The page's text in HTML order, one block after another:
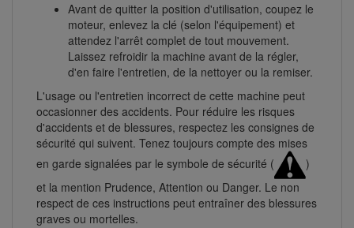
Avant de quitter la position d'utilisation, coupez le
moteur, enlevez la clé (selon l'équipement) et
attendez l'arrêt complet de tout mouvement.
Laissez refroidir la machine avant de la régler,
d'en faire l'entretien, de la nettoyer ou la remiser.
L'usage ou l'entretien incorrect de cette machine peut
occasionner des accidents. Pour réduire les risques
d'accidents et de blessures, respectez les consignes de
sécurité qui suivent. Tenez toujours compte des mises
en garde signalées par le symbole de sécurité (
)
et la mention Prudence, Attention ou Danger. Le non
respect de ces instructions peut entraîner des blessures
graves ou mortelles.